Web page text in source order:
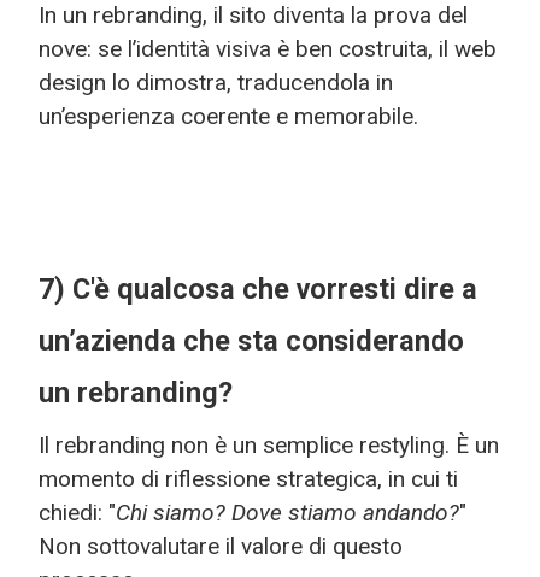
In un rebranding, il sito diventa la prova del
nove: se l’identità visiva è ben costruita, il web
design lo dimostra, traducendola in
un’esperienza coerente e memorabile.
7) C'è qualcosa che vorresti dire a
un’azienda che sta considerando
un rebranding?
Il rebranding non è un semplice restyling. È un
momento di riflessione strategica, in cui ti
chiedi: "Chi siamo? Dove stiamo andando?"
Non sottovalutare il valore di questo